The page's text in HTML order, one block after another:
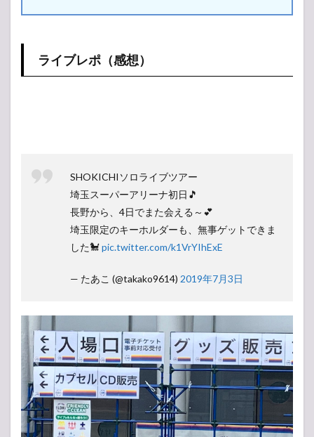
ライブレポ（感想）
SHOKICHIソロライブツアー
埼玉スーパーアリーナ初日🎵
長野から、4日でまた会える～💕
埼玉限定のキーホルダーも、無事ゲットできま
した🐩pic.twitter.com/k1VrYIhExE
— たあこ (@takako9614) 2019年7月3日